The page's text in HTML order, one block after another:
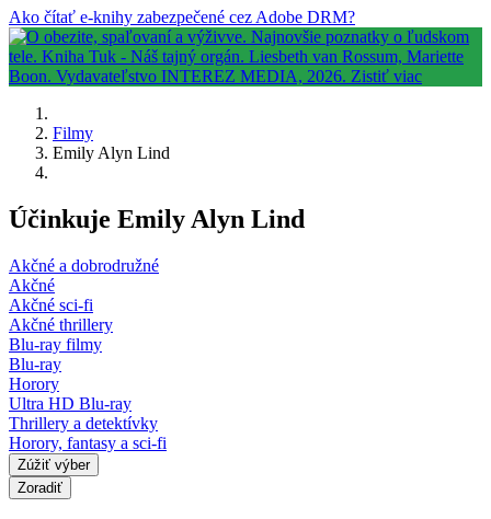
Ako čítať e-knihy zabezpečené cez Adobe DRM?
Filmy
Emily Alyn Lind
Účinkuje Emily Alyn Lind
Akčné a dobrodružné
Akčné
Akčné sci-fi
Akčné thrillery
Blu-ray filmy
Blu-ray
Horory
Ultra HD Blu-ray
Thrillery a detektívky
Horory, fantasy a sci-fi
Zúžiť výber
Zoradiť